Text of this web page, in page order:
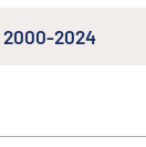
2000-2024